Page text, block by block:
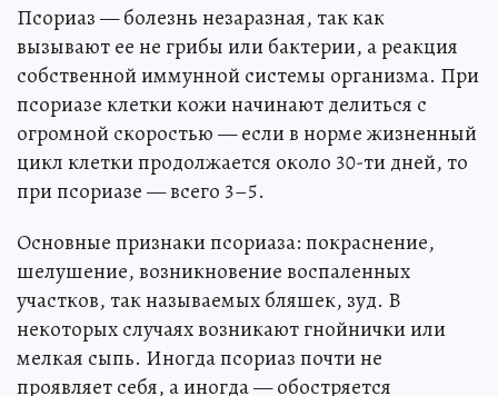
Псориаз — болезнь незаразная, так как
вызывают ее не грибы или бактерии, а реакция
собственной иммунной системы организма. При
псориазе клетки кожи начинают делиться с
огромной скоростью — если в норме жизненный
цикл клетки продолжается около 30-ти дней, то
при псориазе — всего 3–5.
Основные признаки псориаза: покраснение,
шелушение, возникновение воспаленных
участков, так называемых бляшек, зуд. В
некоторых случаях возникают гнойнички или
мелкая сыпь. Иногда псориаз почти не
проявляет себя, а иногда — обостряется